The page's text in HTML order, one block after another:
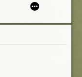
i nauk przyrodniczych
i